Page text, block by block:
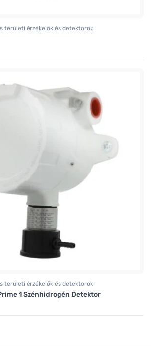
területi érzékelők és detektorok
területi érzékelők és detektorok
1 Szénhidrogén Detektor